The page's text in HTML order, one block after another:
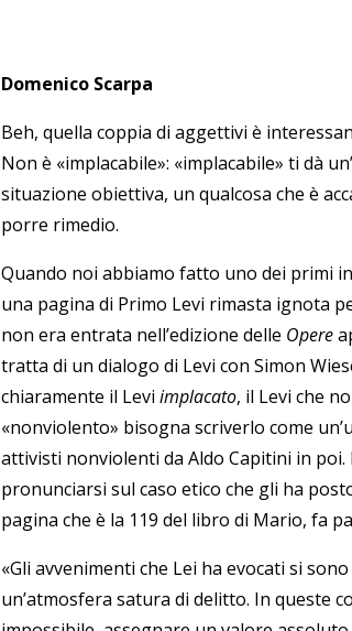
Domenico Scarpa
Beh, quella coppia di aggettivi è
Non è «implacabile»: «implacabile» ti dà
situazione obiettiva, un qualcosa che è
porre rimedio.
Quando noi abbiamo fatto uno dei primi
una pagina di Primo Levi rimasta ignota
non era entrata nell’edizione delle Opere
tratta di un dialogo di Levi con Simon
chiaramente il Levi implacato, il Levi che
«nonviolento» bisogna scriverlo come
attivisti nonviolenti da Aldo Capitini in
pronunciarsi sul caso etico che gli ha
pagina che è la 119 del libro di Mario, fa
«Gli avvenimenti che Lei ha evocati si
un’atmosfera satura di delitto. In queste